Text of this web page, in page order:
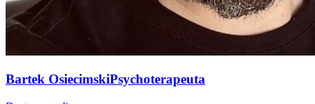
Bartek OsiecimskiPsychoterapeuta